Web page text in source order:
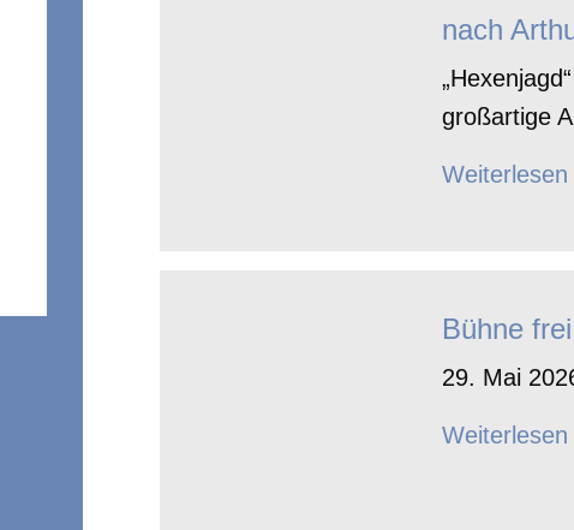
nach
großartige
Weiterlesen
Bühne frei
29. Mai
Weiterlesen